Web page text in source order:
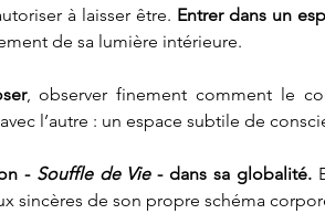
à laisser être. Entrer dans un
de sa lumière intérieure.
, observer finement comment le
l’autre : un espace subtile de
- Souffle de Vie - dans sa globalité.
sincères de son propre schéma